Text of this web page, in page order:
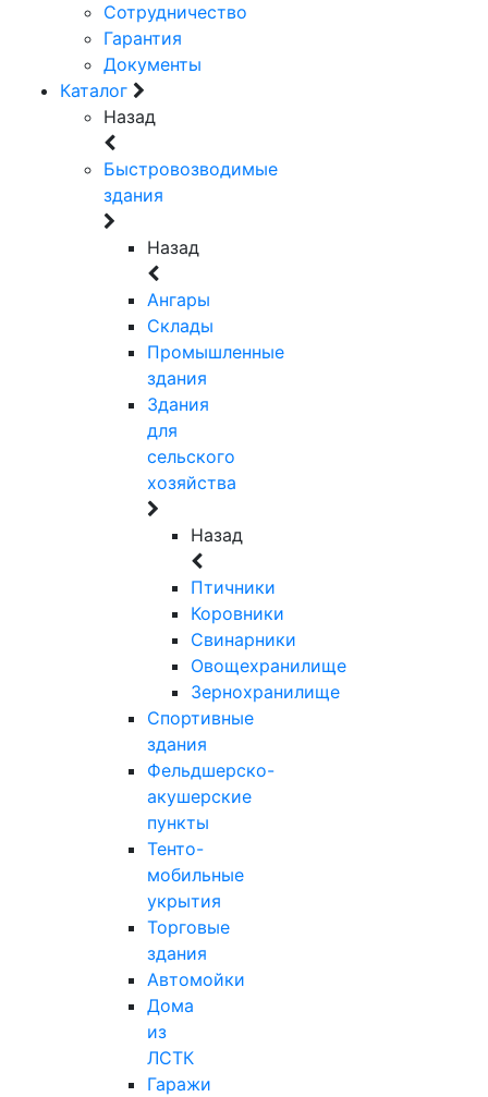
Сотрудничество
Гарантия
Документы
Каталог
Назад
Быстровозводимые
здания
Назад
Ангары
Склады
Промышленные
здания
Здания
для
сельского
хозяйства
Назад
Птичники
Коровники
Свинарники
Овощехранилище
Зернохранилище
Спортивные
здания
Фельдшерско-
акушерские
пункты
Тенто-
мобильные
укрытия
Торговые
здания
Автомойки
Дома
из
ЛСТК
Гаражи